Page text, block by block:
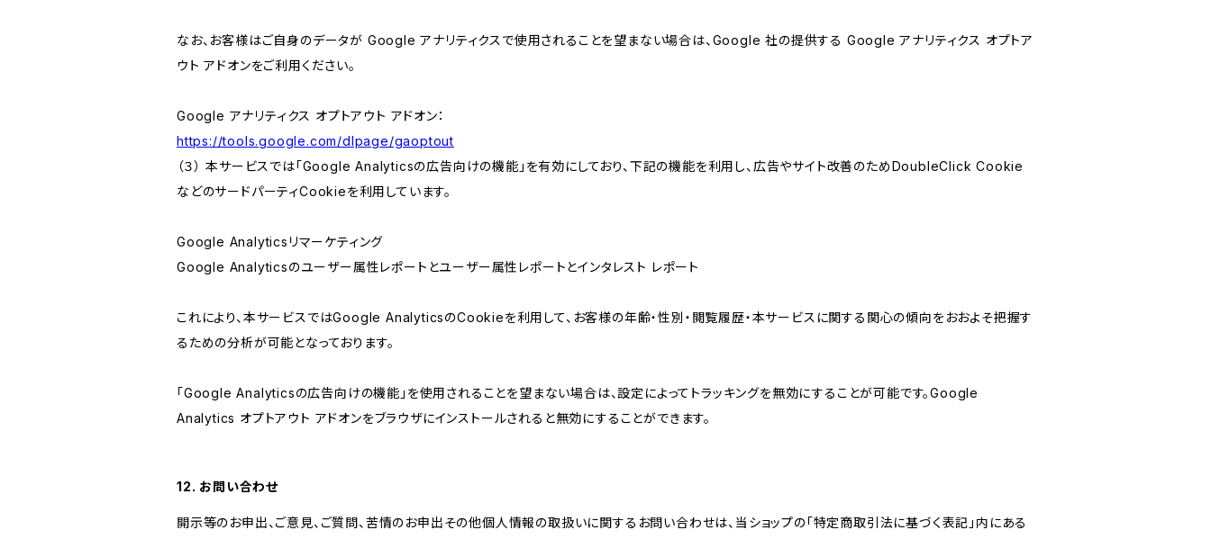
なお、お客様はご自身のデータが Google アナリティクスで使用されることを望まない場合は、Google 社の提供する Google アナリティクス オプトア
ウト アドオンをご利用ください。
Google アナリティクス オプトアウト アドオン：
https://tools.google.com/dlpage/gaoptout
（３） 本サービスでは「Google Analyticsの広告向けの機能」を有効にしており、下記の機能を利用し、広告やサイト改善のためDoubleClick Cookie
などのサードパーティCookieを利用しています。
Google Analyticsリマーケティング
Google Analyticsのユーザー属性レポートとユーザー属性レポートとインタレスト レポート
これにより、本サービスではGoogle AnalyticsのCookieを利用して、お客様の年齢・性別・閲覧履歴・本サービスに関する関心の傾向をおおよそ把握す
るための分析が可能となっております。
「Google Analyticsの広告向けの機能」を使用されることを望まない場合は、設定によってトラッキングを無効にすることが可能です。Google
Analytics オプトアウト アドオンをブラウザにインストールされると無効にすることができます。
12. お問い合わせ
開示等のお申出、ご意見、ご質問、苦情のお申出その他個人情報の取扱いに関するお問い合わせは、当ショップの「特定商取引法に基づく表記」内にある